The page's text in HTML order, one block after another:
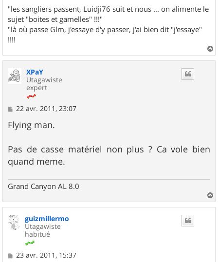
"les sangliers passent, Luidji76 suit et nous ... on alimente le
sujet "boites et gamelles" !!!"
"là où passe Glm, j'essaye d'y passer, j'ai bien dit "j'essaye"
!!!!
a
XPaY
Utagawiste
expert
M
s
s
g
e
22 avr. 2011, 23:07
Flying man.
Pas de casse matériel non plus ? Ca vole bien
quand meme.
Grand Canyon AL 8.0
a
guizmillermo
Utagawiste
habitué
M
23 avr. 2011, 15:37